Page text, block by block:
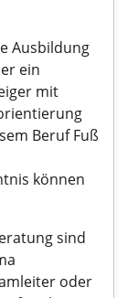
Ausbildung
ein
mit
Beruf Fuß
können
sind
oder